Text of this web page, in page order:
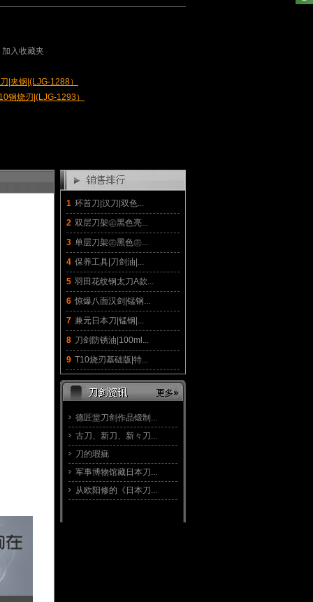
加入收藏夹
|夹钢|(LJG-1288）
钢烧刃|(LJG-1293）
1 环首刀|汉刀|双色...
2 双层刀架㊣黑色亮...
3 单层刀架㊣黑色㊣...
4 保养工具|刀剑油|...
5 羽田花纹钢太刀A款...
6 惊爆八面汉剑|锰钢...
7 兼元日本刀|锰钢|...
8 刀剑防锈油|100ml...
9 T10烧刃基础版|特...
德匠堂刀剑作品锻制...
古刀、新刀、新々刀...
刀的瑕疵
军事博物馆藏日本刀...
从欧阳修的《日本刀...